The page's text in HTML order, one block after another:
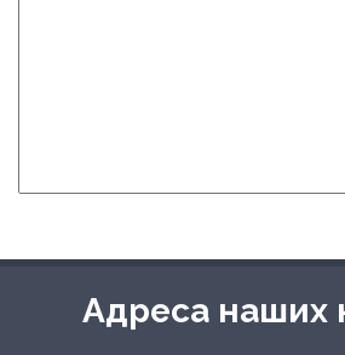
Адреса наших